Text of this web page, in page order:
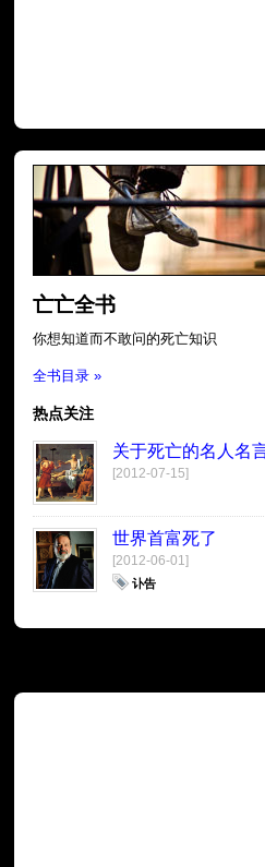
亡亡全书
你想知道而不敢问的死亡知识
全书目录 »
热点关注
关于死亡的名人名
[2012-07-15]
世界首富死了
[2012-06-01]
讣告